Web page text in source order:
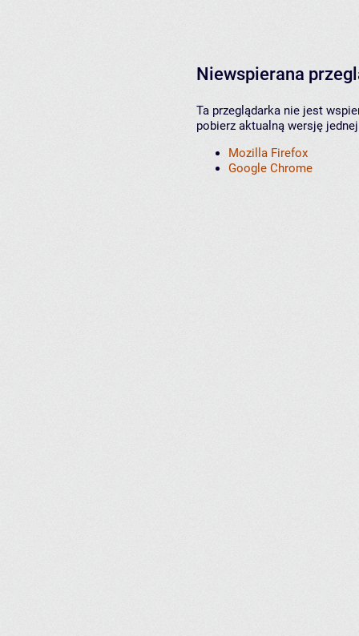
Niewspierana
Ta przeglądarka nie jest
pobierz aktualną wersję
Mozilla Firefox
Google Chrome